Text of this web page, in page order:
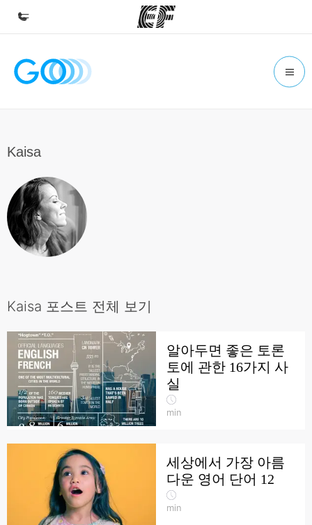
가까운 지사 검색
회사 소개
사업 부문
Kaisa
Kaisa 포스트 전체 보기
알아두면 좋은 토론
토에 관한 16가지 사
실
min
세상에서 가장 아름
다운 영어 단어 12
min